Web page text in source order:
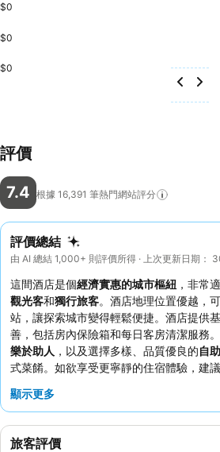
$0
$0
$0
評價
7.4 根據 16,391 筆熱門網站評分
評價總結
由 AI 總結 1,000+ 則評價所得 · 上次更新日期：
這間酒店是個經濟實惠的城市樞紐 ，非常
觀光客和獨行旅客。酒店地理位置優越，
站，讓探索城市變得輕鬆便捷。酒店提供
善，包括房內保險箱和每日客房清潔服務
樂於助人 ，以及選擇多樣、品質優良的自
式菜餚。如欲享受更寧靜的住宿體驗，建
顯示更多
旅客評價